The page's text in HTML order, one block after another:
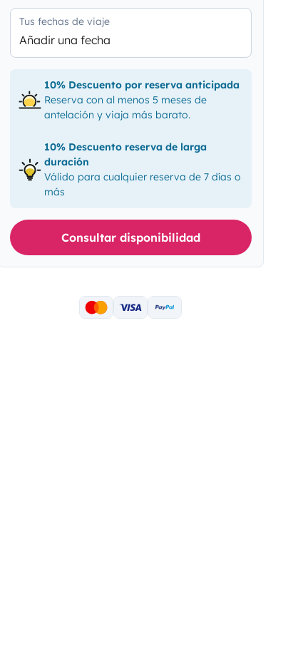
Tus fechas de viaje
Añadir una fecha
10% Descuento por reserva anticipada
Reserva con al menos 5 meses de
antelación y viaja más barato.
10% Descuento reserva de larga
duración
Válido para cualquier reserva de 7 días o
más
Consultar disponibilidad